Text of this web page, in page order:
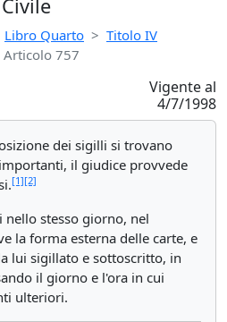
Libro Quarto
Titolo IV
Articolo 757
Vigente al
4/7/1998
dei sigilli si trovano
il giudice provvede
[1][2]
stesso giorno, nel
la forma esterna delle carte, e
lui sigillato e sottoscritto, in
il giorno e l'ora in cui
ulteriori.